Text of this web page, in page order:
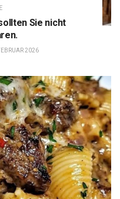
Sie nicht
2026